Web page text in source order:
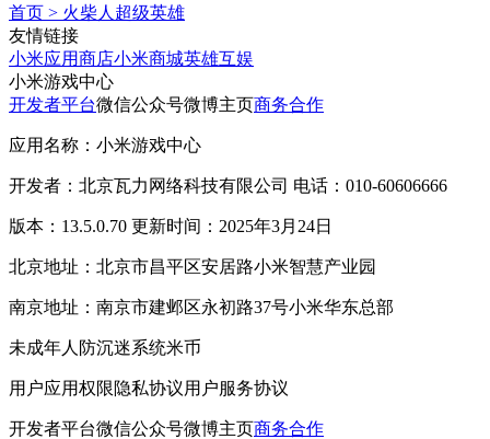
首页 > 火柴人超级英雄
友情链接
小米应用商店小米商城英雄互娱
小米游戏中心
开发者平台微信公众号微博主页商务合作
应用名称：小米游戏中心
开发者：北京瓦力网络科技有限公司 电话：010-60606666
版本：13.5.0.70 更新时间：2025年3月24日
北京地址：北京市昌平区安居路小米智慧产业园
南京地址：南京市建邺区永初路37号小米华东总部
未成年人防沉迷系统米币
用户应用权限隐私协议用户服务协议
开发者平台微信公众号微博主页商务合作